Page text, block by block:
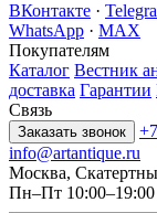
ВКонтакте ·
WhatsApp · MAX
Покупателям
Каталог Вестник
доставка Гарантии
Связь
Заказать звонок
info@artantique.ru
Москва,
Пн–Пт 10:00–19:00